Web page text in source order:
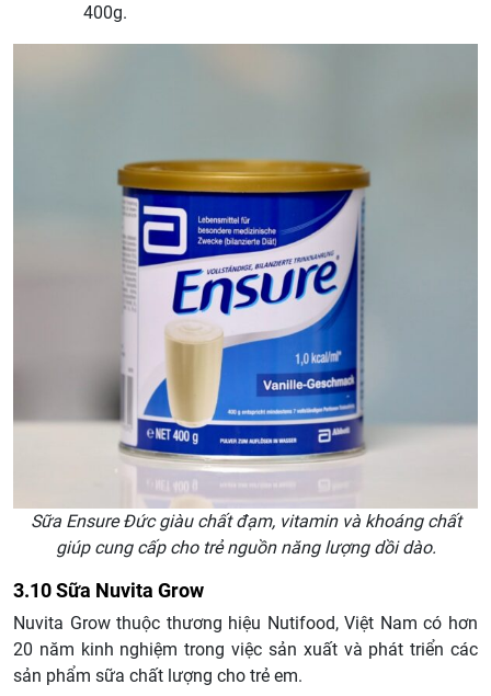
400g.
Sữa Ensure Đức giàu chất đạm, vitamin và khoáng chất
giúp cung cấp cho trẻ nguồn năng lượng dồi dào.
3.10 Sữa Nuvita Grow
Nuvita Grow thuộc thương hiệu Nutifood, Việt Nam có hơn
20 năm kinh nghiệm trong việc sản xuất và phát triển các
sản phẩm sữa chất lượng cho trẻ em.